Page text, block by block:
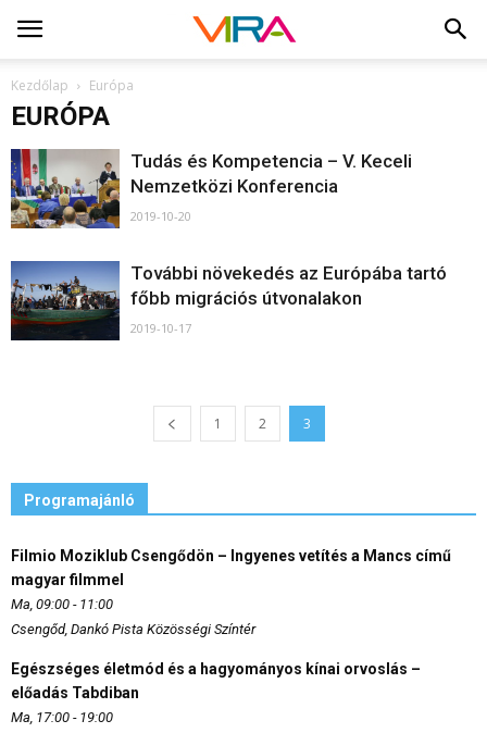
Kezdőlap Európa
EURÓPA
Tudás és Kompetencia – V. Keceli
Nemzetközi Konferencia
2019-10-20
További növekedés az Európába tartó
főbb migrációs útvonalakon
2019-10-17
1 2 3
Programajánló
Filmio Moziklub Csengődön – Ingyenes vetítés a Mancs című
magyar filmmel
Ma, 09:00 - 11:00
Csengőd, Dankó Pista Közösségi Színtér
Egészséges életmód és a hagyományos kínai orvoslás –
előadás Tabdiban
Ma, 17:00 - 19:00